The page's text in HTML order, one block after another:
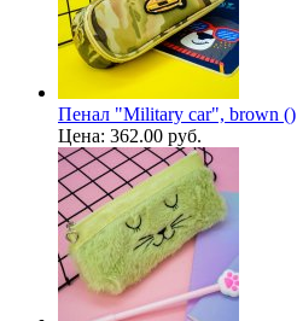
Пенал "Military car", brown ()
Цена: 362.00 руб.